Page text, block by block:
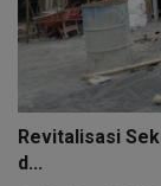
Revitalisasi
d...